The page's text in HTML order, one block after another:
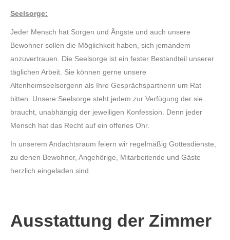
Seelsorge:
Jeder Mensch hat Sorgen und Ängste und auch unsere
Bewohner sollen die Möglichkeit haben, sich jemandem
anzuvertrauen. Die Seelsorge ist ein fester Bestandteil unserer
täglichen Arbeit. Sie können gerne unsere
Altenheimseelsorgerin als Ihre Gesprächspartnerin um Rat
bitten. Unsere Seelsorge steht jedem zur Verfügung der sie
braucht, unabhängig der jeweiligen Konfession. Denn jeder
Mensch hat das Recht auf ein offenes Ohr.
In unserem Andachtsraum feiern wir regelmäßig Gottesdienste,
zu denen Bewohner, Angehörige, Mitarbeitende und Gäste
herzlich eingeladen sind.
Ausstattung der Zimmer